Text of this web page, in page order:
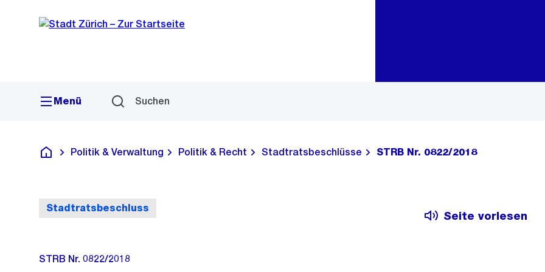
Navigation
Sprunglink
Menü Suchen
Deutsch
Politik & Verwaltung Politik & Recht Stadtratsbeschlüsse STRB Nr. 0822/2018
Stadtratsbeschluss
Seite vorlesen
STRB Nr. 0822/2018